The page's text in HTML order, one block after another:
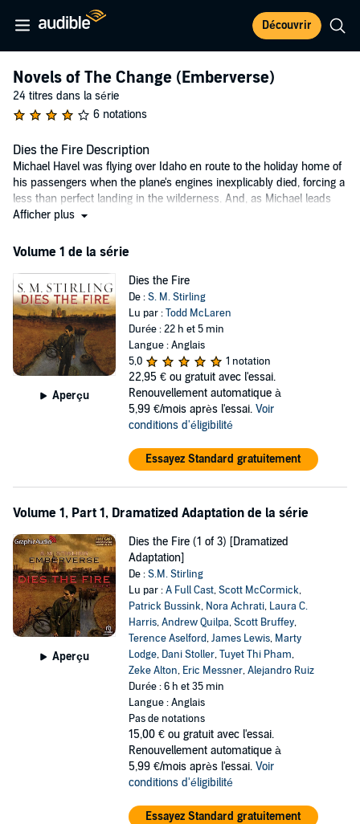
Découvrir
Novels of The Change (Emberverse)
24 titres dans la série
6 notations
Dies the Fire Description
Michael Havel was flying over Idaho en route to the holiday home of
his passengers when the plane's engines inexplicably died, forcing a
less than perfect landing in the wilderness. And, as Michael leads
his charges to safety, he begins to realize that the engine failure was
Juniper Mackenzie was singing and playing guitar in a pub when her
small Oregon town was thrust into darkness. Cars refused to start.
Phones were silent. And when an airliner crashed, no sirens
sounded and no fire trucks arrived. Now, taking refuge in her
family's cabin with her daughter and a growing circle of friends,
Juniper is determined to create a farming community to benefit the
survivors of this crisis.
But even as people band together to help one another, others are
building armies for conquest.
©2004 Stirling (P)2008 Tantor
Afficher plus
Volume 1 de la série
Aperçu
Dies the Fire
De :S. M. Stirling
Lu par :Todd McLaren
Durée : 22 h et 5 min
Langue : Anglais
5,0
1 notation
22,95 € ou gratuit avec l'essai.
Renouvellement automatique à
5,99 €/mois après l'essai. Voir
conditions d'éligibilité
Essayez Standard gratuitement
Volume 1, Part 1, Dramatized Adaptation de la série
Aperçu
Dies the Fire (1 of 3) [Dramatized
Adaptation]
De :S.M. Stirling
Lu par :A Full Cast,Scott McCormick,
Patrick Bussink, Nora Achrati, Laura C.
Harris,Andrew Quilpa,Scott Bruffey,
Terence Aselford,James Lewis, Marty
Lodge, Dani Stoller,Tuyet Thi Pham,
Zeke Alton, Eric Messner,Alejandro Ruiz
Durée : 6 h et 35 min
Langue : Anglais
Pas de notations
15,00 € ou gratuit avec l'essai.
Renouvellement automatique à
5,99 €/mois après l'essai. Voir
conditions d'éligibilité
Essayez Standard gratuitement